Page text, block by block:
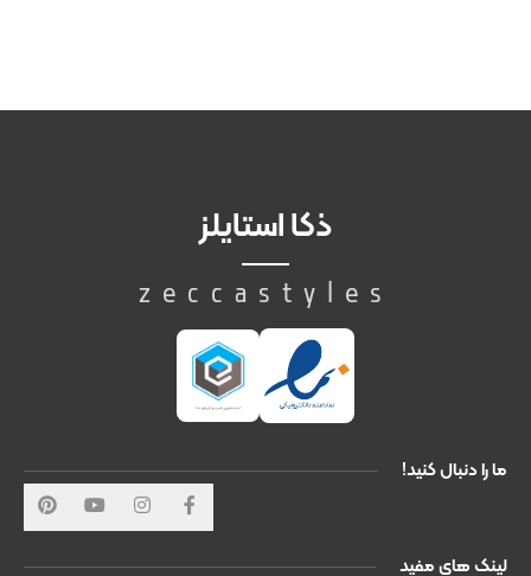
لینک های مفید
ذکا استایلز
zeccastyles
ما را دنبال کنید!